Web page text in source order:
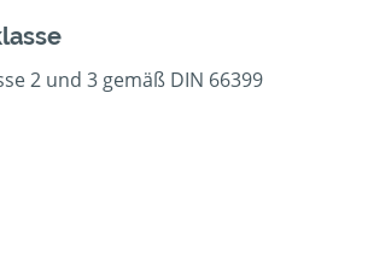
2 und 3 gemäß DIN 66399